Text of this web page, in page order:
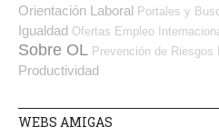
Orientación Laboral Portales y
Igualdad Ofertas Empleo
Sobre OL Prevención de Riesgos
Productividad
WEBS AMIGAS